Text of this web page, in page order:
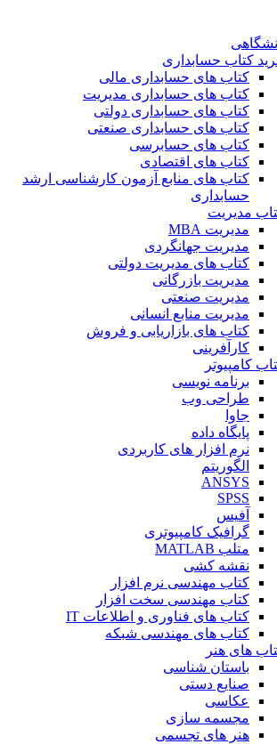
کتاب حسابداری
کتاب های حسابداری مالی
کتاب های حسابداری مدیریت
کتاب های حسابداری دولتی
کتاب های حسابداری صنعتی
کتاب های حسابرسی
کتاب های اقتصادی
کتاب های منابع آزمون کارشناسی ارشد
حسابداری
مدیریت
مدیریت MBA
مدیریت جهانگردی
کتاب های مدیریت دولتی
مدیریت بازرگانی
مدیریت صنعتی
مدیریت منابع انسانی
کتاب های بازاریابی و فروش
کارآفرینی
کامپیوتر
برنامه نویسی
طراحی وب
جاوا
پایگاه داده
نرم افزار های کاربردی
الگوریتم
ANSYS
SPSS
آفیس
گرافیک کامپیوتری
متلب MATLAB
نقشه کشی
کتاب مهندسی نرم افزار
کتاب مهندسی سخت افزار
کتاب های فناوری و اطلاعات IT
کتاب های مهندسی شبکه
های هنر
باستان شناسی
صنایع دستی
عکاسی
مجسمه سازی
هنر های تجسمی